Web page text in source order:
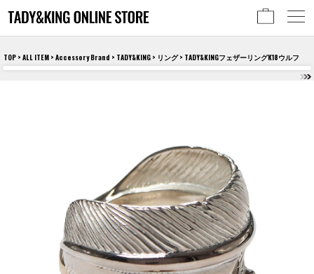
TOP > ALL ITEM > Accessory Brand > TADY&KING > リング> TADY&KINGフェザーリングK18ウルフ